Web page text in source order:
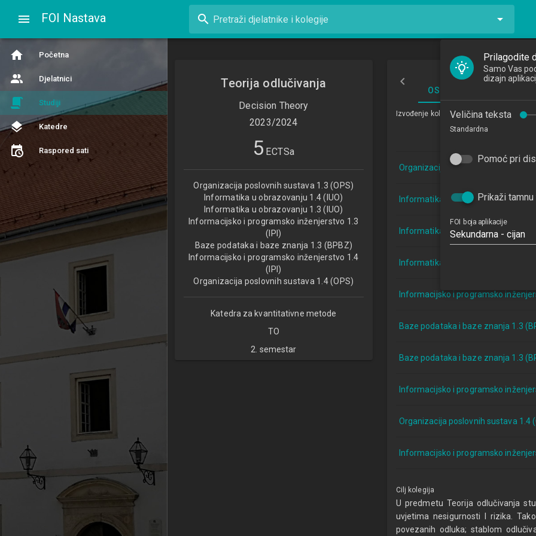
Početna
Djelatnici
Studiji
Katedre
Raspored sati
FOI Nastava search Pretraži djelatnike i kolegije
Teorija odlučivanja
Decision Theory
2023/2024
5 ECTSa
Organizacija poslovnih sustava 1.3 (OPS)
Informatika u obrazovanju 1.4 (IUO)
Informatika u obrazovanju 1.3 (IUO)
Informacijsko i programsko inženjerstvo 1.3
(IPI)
Baze podataka i baze znanja 1.3 (BPBZ)
Informacijsko i programsko inženjerstvo 1.4
(IPI)
Organizacija poslovnih sustava 1.4 (OPS)
Katedra za kvantitativne metode
TO
2. semestar
OSNOVNE INFORMACIJE
Izvođenje kolegija
Organizacija poslovnih sustava 1.3
Informatika u obrazovanju 1.4 (IUO)
Informatika u obrazovanju 1.3 (IUO)
Informatika u obrazovanju 1.3 (IUO)
Informacijsko i programsko
Baze podataka i baze znanja 1.3
Baze podataka i baze znanja 1.3
Informacijsko i programsko
Organizacija poslovnih sustava 1.4
Informacijsko i programsko
Cilj kolegija
U predmetu Teorija odlučivanja
uvjetima nesigurnosti I rizika.
povezanih odluka; stablom
Prilagodite
Samo Vas
dizajn
Veličina teksta
Standardna
Pomoć pri
Prikaži tamnu
FOI boja aplikacije
Sekundarna - cijan